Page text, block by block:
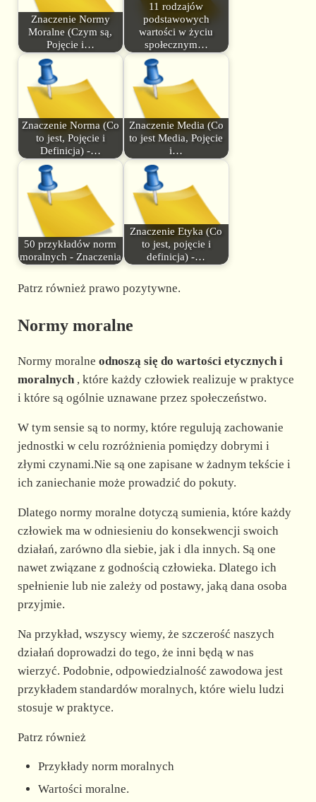
Znaczenie Normy
Moralne (Czym są,
Pojęcie i…
11 rodzajów
podstawowych
wartości w życiu
społecznym…
Znaczenie Norma (Co
to jest, Pojęcie i
Definicja) -…
Znaczenie Media (Co
to jest Media, Pojęcie
i…
50 przykładów norm
moralnych - Znaczenia
Znaczenie Etyka (Co
to jest, pojęcie i
definicja) -…
Patrz również prawo pozytywne.
Normy moralne
Normy moralne odnoszą się do wartości etycznych i
moralnych, które każdy człowiek realizuje w praktyce
i które są ogólnie uznawane przez społeczeństwo.
W tym sensie są to normy, które regulują zachowanie
jednostki w celu rozróżnienia pomiędzy dobrymi i
złymi czynami.Nie są one zapisane w żadnym tekście i
ich zaniechanie może prowadzić do pokuty.
Dlatego normy moralne dotyczą sumienia, które każdy
człowiek ma w odniesieniu do konsekwencji swoich
działań, zarówno dla siebie, jak i dla innych. Są one
nawet związane z godnością człowieka. Dlatego ich
spełnienie lub nie zależy od postawy, jaką dana osoba
przyjmie.
Na przykład, wszyscy wiemy, że szczerość naszych
działań doprowadzi do tego, że inni będą w nas
wierzyć. Podobnie, odpowiedzialność zawodowa jest
przykładem standardów moralnych, które wielu ludzi
stosuje w praktyce.
Patrz również
Przykłady norm moralnych
Wartości moralne.